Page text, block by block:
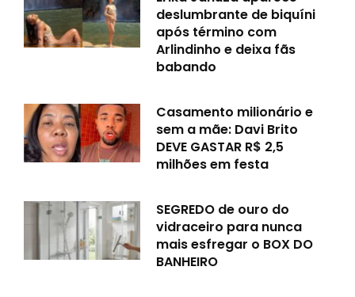
deslumbrante de biquíni
após término com
Arlindinho e deixa fãs
babando
Casamento milionário e
sem a mãe: Davi Brito
DEVE GASTAR R$ 2,5
milhões em festa
SEGREDO de ouro do
vidraceiro para nunca
mais esfregar o BOX DO
BANHEIRO